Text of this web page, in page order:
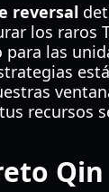
reversal
los raros
las
recursos